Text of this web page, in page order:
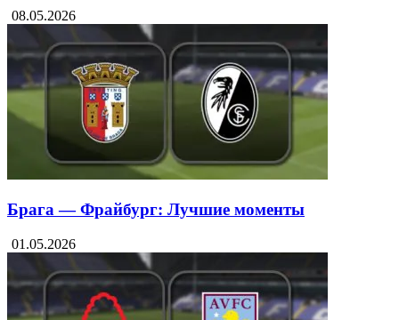
08.05.2026
Брага — Фрайбург: Лучшие моменты
01.05.2026